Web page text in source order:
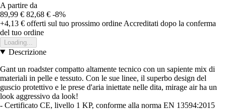
A partire da
89,99 € 82,68 € -8%
+4,13 € offerti sul tuo prossimo ordine Accreditati dopo la conferma
del tuo ordine
Loading...
Descrizione
Gant un roadster compatto altamente tecnico con un sapiente mix di
materiali in pelle e tessuto. Con le sue linee, il superbo design del
guscio protettivo e le prese d'aria iniettate nelle dita, mirage air ha un
look aggressivo da look!
- Certificato CE, livello 1 KP, conforme alla norma EN 13594:2015